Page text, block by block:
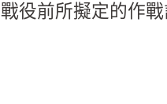
戰役前所擬定的作